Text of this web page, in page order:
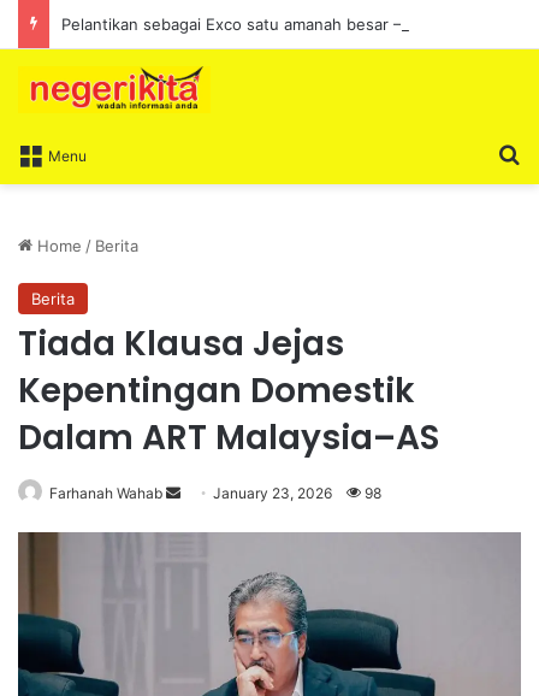
Menu
Home / Berita
Berita
Tiada Klausa Jejas
Kepentingan Domestik
Dalam ART Malaysia–AS
Farhanah Wahab January 23, 2026 98